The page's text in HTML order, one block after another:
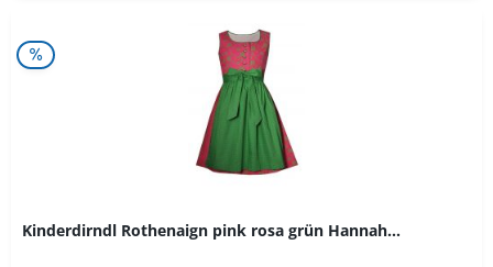
Kinderdirndl Rothenaign pink rosa grün Hannah...